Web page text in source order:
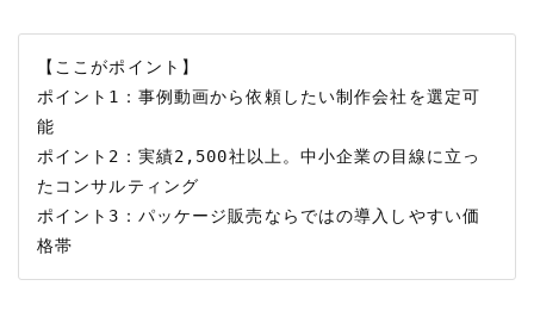
【ここがポイント】
ポイント1：事例動画から依頼したい制作会社を選定可
能
ポイント2：実績2,500社以上。中小企業の目線に立っ
たコンサルティング
ポイント3：パッケージ販売ならではの導入しやすい価